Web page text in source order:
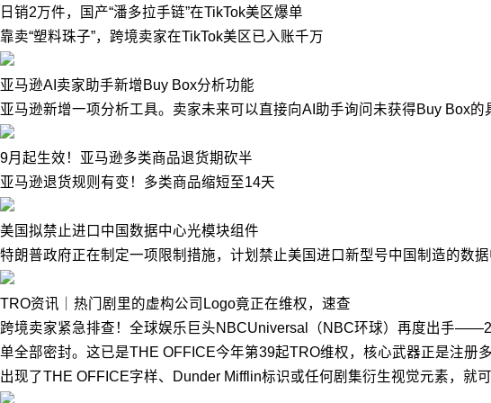
日销2万件，国产“潘多拉手链”在TikTok美区爆单
靠卖“塑料珠子”，跨境卖家在TikTok美区已入账千万
亚马逊AI卖家助手新增Buy Box分析功能
亚马逊新增一项分析工具。卖家未来可以直接向AI助手询问未获得Buy Box的
9月起生效！亚马逊多类商品退货期砍半
亚马逊退货规则有变！多类商品缩短至14天
美国拟禁止进口中国数据中心光模块组件
特朗普政府正在制定一项限制措施，计划禁止美国进口新型号中国制造的数
TRO资讯｜热门剧里的虚构公司Logo竟正在维权，速查
跨境卖家紧急排查！全球娱乐巨头NBCUniversal（NBC环球）再度出手
单全部密封。这已是THE OFFICE今年第39起TRO维权，核心武器正是注
出现了THE OFFICE字样、Dunder Mifflin标识或任何剧集衍生视觉元素，就